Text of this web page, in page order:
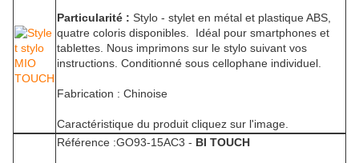
Particularité : Stylo - stylet en métal et plastique ABS,
quatre coloris disponibles. Idéal pour smartphones et
tablettes. Nous imprimons sur le stylo suivant vos
instructions. Conditionné sous cellophane individuel.
Fabrication : Chinoise
Caractéristique du produit cliquez sur l'image.
Référence :GO93-15AC3 - BI TOUCH